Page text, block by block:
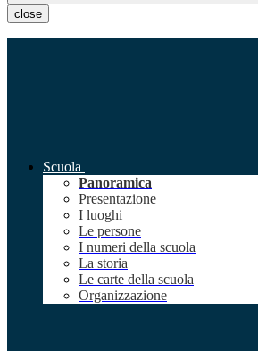
close
Scuola
Panoramica
Presentazione
I luoghi
Le persone
I numeri della scuola
La storia
Le carte della scuola
Organizzazione